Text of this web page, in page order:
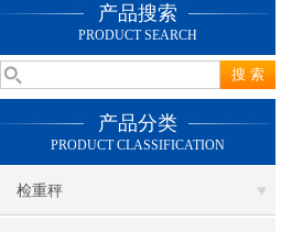
产品搜索
PRODUCT SEARCH
产品分类
PRODUCT CLASSIFICATION
检重秤